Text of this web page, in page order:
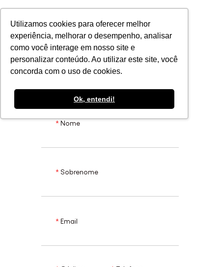
Utilizamos cookies para oferecer melhor
experiência, melhorar o desempenho, analisar
como você interage em nosso site e
personalizar conteúdo. Ao utilizar este site, você
concorda com o uso de cookies.
Ok, entendi!
POR
Inscreva-se